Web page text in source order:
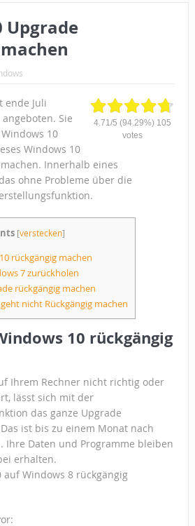
Upgrade
4.71/5 (94.29%) 105
votes
ende Juli
Sie
10
Windows 10
Innerhalb eines
ohne Probleme über die
[verstecken]
rückgängig machen
7 zurückholen
rückgängig machen
nicht Rückgängig machen
10 rückgängig
Ihrem Rechner nicht richtig oder
lässt sich mit der
das ganze Upgrade
ist bis zu einem Monat nach
Ihre Daten und Programme bleiben
erhalten.